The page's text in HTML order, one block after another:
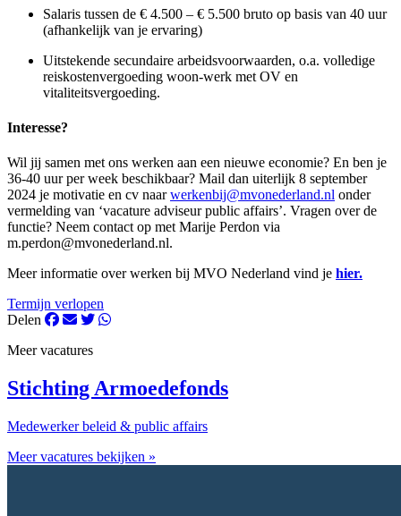
Salaris tussen de € 4.500 – € 5.500 bruto op basis van 40 uur
(afhankelijk van je ervaring)
Uitstekende secundaire arbeidsvoorwaarden, o.a. volledige
reiskostenvergoeding woon-werk met OV en
vitaliteitsvergoeding.
Interesse?
Wil jij samen met ons werken aan een nieuwe economie? En ben je
36-40 uur per week beschikbaar? Mail dan uiterlijk 8 september
2024 je motivatie en cv naarwerkenbij@mvonederland.nl onder
vermelding van ‘vacature adviseur public affairs’. Vragen over de
functie? Neem contact op met Marije Perdon via
m.perdon@mvonederland.nl.
Meer informatie over werken bij MVO Nederland vind je hier.
Termijn verlopen
Delen
Meer vacatures
Stichting Armoedefonds
Medewerker beleid & public affairs
Meer vacatures bekijken »